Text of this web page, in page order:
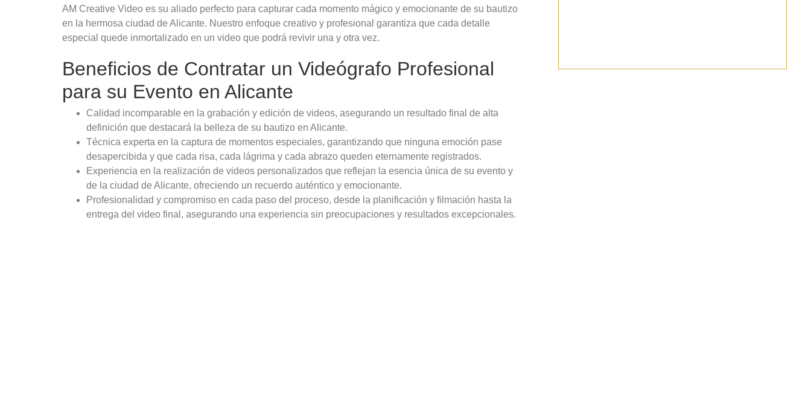
AM Creative Video es su aliado perfecto para capturar cada momento mágico y emocionante de su bautizo
en la hermosa ciudad de Alicante. Nuestro enfoque creativo y profesional garantiza que cada detalle
especial quede inmortalizado en un video que podrá revivir una y otra vez.
Beneficios de Contratar un Videógrafo Profesional
para su Evento en Alicante
Calidad incomparable en la grabación y edición de videos, asegurando un resultado final de alta
definición que destacará la belleza de su bautizo en Alicante.
Técnica experta en la captura de momentos especiales, garantizando que ninguna emoción pase
desapercibida y que cada risa, cada lágrima y cada abrazo queden eternamente registrados.
Experiencia en la realización de videos personalizados que reflejan la esencia única de su evento y
de la ciudad de Alicante, ofreciendo un recuerdo auténtico y emocionante.
Profesionalidad y compromiso en cada paso del proceso, desde la planificación y filmación hasta la
entrega del video final, asegurando una experiencia sin preocupaciones y resultados excepcionales.